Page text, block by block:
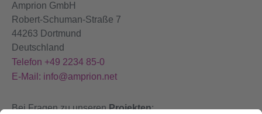
Amprion GmbH
Robert-Schuman-Straße 7
44263 Dortmund
Deutschland
Telefon +49 2234 85-0
E-Mail: info@amprion.net
Bei Fragen zu unserenProjekten: